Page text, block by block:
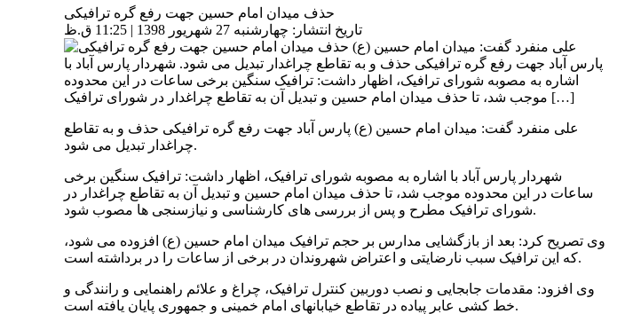
حذف میدان امام حسین جهت رفع گره ترافیکی
تاریخ انتشار: چهارشنبه 27 شهریور 1398 | 11:25 ق.ظ
پارس آباد جهت رفع گره ترافیکی حذف و به تقاطع چراغدار تبدیل می شود. شهردار پارس آباد با
اشاره به مصوبه شورای ترافیک، اظهار داشت: ترافیک سنگین برخی ساعات در این محدوده
موجب شد، تا حذف میدان امام حسین و تبدیل آن به تقاطع چراغدار در شورای ترافیک […]
علی منفرد گفت: میدان امام حسین (ع) پارس آباد جهت رفع گره ترافیکی حذف و به تقاطع
چراغدار تبدیل می شود.
شهردار پارس آباد با اشاره به مصوبه شورای ترافیک، اظهار داشت: ترافیک سنگین برخی
ساعات در این محدوده موجب شد، تا حذف میدان امام حسین و تبدیل آن به تقاطع چراغدار در
شورای ترافیک مطرح و پس از بررسی های کارشناسی و نیازسنجی ها مصوب شود.
وی تصریح کرد: بعد از بازگشایی مدارس بر حجم ترافیک میدان امام حسین (ع) افزوده می شود،
که این ترافیک سبب نارضایتی و اعتراض شهروندان در برخی از ساعات را در برداشته است.
وی افزود: مقدمات جابجایی و نصب دوربین کنترل ترافیک، چراغ و علائم راهنمایی و رانندگی و
خط کشی عابر پیاده در تقاطع خیابانهای امام خمینی و جمهوری پایان یافته است.